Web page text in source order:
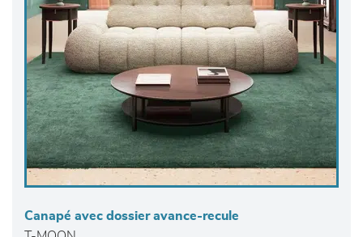
Canapé avec dossier avance-recule